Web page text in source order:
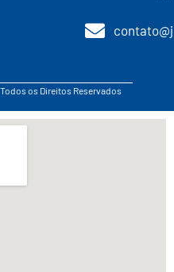
os Direitos Reservados